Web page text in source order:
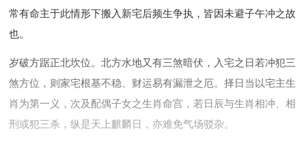
常有命主于此情形下搬入新宅后频生争执，皆因未避子午冲之故
也。
岁破方踞正北坎位。北方水地又有三煞暗伏，入宅之日若冲犯三
煞方位，则家宅根基不稳、财运易有漏泄之厄。择日当以宅主生
肖为第一义，次及配偶子女之生肖命宫，若日辰与生肖相冲、相
刑或犯三杀，纵是天上麒麟日，亦难免气场驳杂。